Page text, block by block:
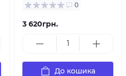
0
3 620грн.
До кошика